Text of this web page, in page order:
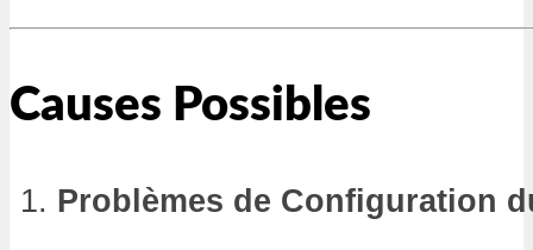
Causes Possibles
Problèmes de Configuration